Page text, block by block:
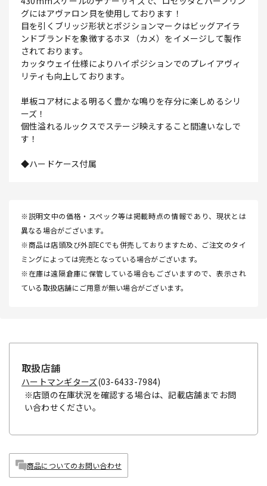
グにはアヴァロン貝を使用しております！
目を引くブリッジ形状とポジションマークはビッグアイラ
ンドブランドを象徴するホヌ（カメ）をイメージして製作
されております。
カッタウェイ仕様によりハイポジションでのプレイアヴィ
リティも向上しております。
単板コア材による明るく豊かな鳴りを存分に楽しめるシリ
ーズ！
個性溢れるルックスでステージ映えすること間違いなしで
す！
◆ハードケース付属
※説明文中の価格・スペック等は掲載時点の情報であり、現状とは
異なる場合がございます。
※商品は店頭及び外部ECでも併売しておりますため、ご注文のタイ
ミングによっては完売となっている場合がございます。
※在庫は遠隔倉庫に保管している場合もございますので、表示され
ている取扱店舗にご用意が無い場合がございます。
取扱店舗
ハートマンギターズ(03-6433-7984)
※店頭の在庫状況を確認する場合は、記載店舗までお問
い合わせください。
商品についてのお問い合わせ